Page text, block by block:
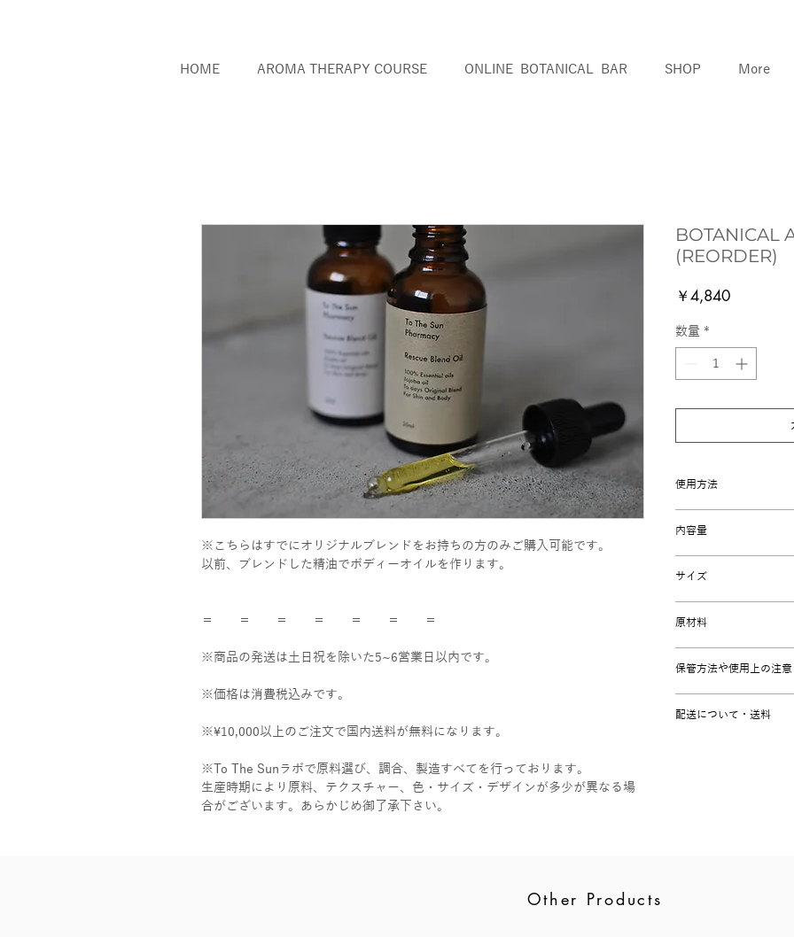
HOME AROMA THERAPY COURSE ONLINE BOTANICAL BAR SHOP More
※こちらはすでにオリジナルブレンドをお持ちの方のみご購入可能です。
以前、ブレンドした精油でボディーオイルを作ります。
＝ ＝ ＝ ＝ ＝ ＝ ＝
※商品の発送は土日祝を除いた5~6営業日以内です。
※価格は消費税込みです。
※¥10,000以上のご注文で国内送料が無料になります。
※To The Sunラボで原料選び、調合、製造すべてを行っております。
生産時期により原料、テクスチャー、色・サイズ・デザインが多少が異なる場
合がございます。あらかじめ御了承下さい。
BOTANICAL
(REORDER)
￥4,840価
数量 *
使用方法
い。
内容量
サイズ
100ml/
原材料
保管方法や使用上の注意
し、開封後は約1年
配送について・送料
Other Products